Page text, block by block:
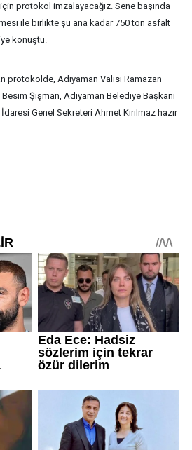
protokol imzalayacağız. Sene başında
ile birlikte şu ana kadar 750 ton asfalt
konuştu.
protokolde, Adıyaman Valisi Ramazan
Şişman, Adıyaman Belediye Başkanı
Genel Sekreteri Ahmet Kırılmaz hazır